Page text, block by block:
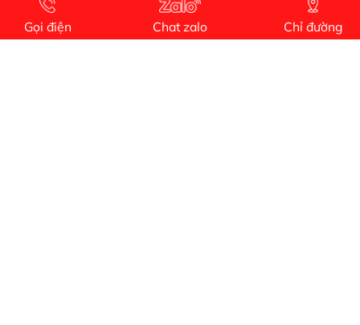
Dự án nhà phố đẹp lên nhờ đội thợ điện từ dịch
vụ
Gọi điện Chat zalo Chỉ đường